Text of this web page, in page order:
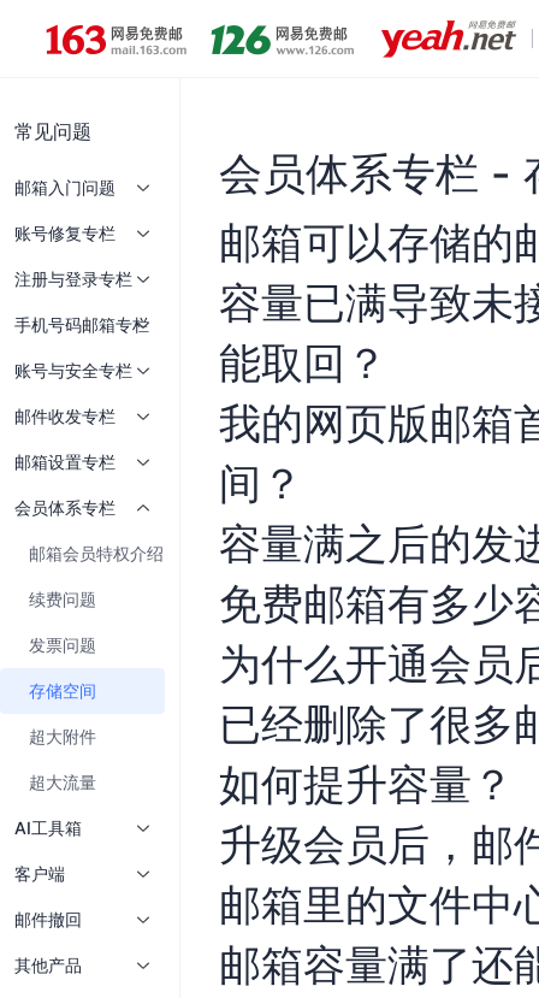
常见问题
邮箱入门问题
账号修复专栏
注册与登录专栏
手机号码邮箱专栏
账号与安全专栏
邮件收发专栏
邮箱设置专栏
会员体系专栏
邮箱会员特权介绍
续费问题
发票问题
存储空间
超大附件
超大流量
AI工具箱
客户端
邮件撤回
其他产品
会员体系专栏 -
邮箱可以存储的
容量已满导致未
能取回？
我的网页版邮箱
间？
容量满之后的发
免费邮箱有多少
为什么开通会员
已经删除了很多
如何提升容量？
升级会员后，邮
邮箱里的文件中
邮箱容量满了还